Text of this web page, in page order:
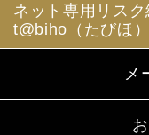
ネット専用リス
t@biho（たびほ）
メ